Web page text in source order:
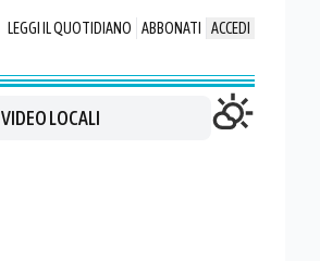
LEGGI IL QUOTIDIANO ABBONATI ACCEDI
VIDEO LOCALI